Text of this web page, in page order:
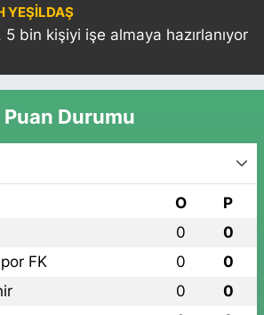
YEŞİLDAŞ
5 bin kişiyi işe almaya hazırlanıyor
Durumu
O P
0 0
FK 0 0
0 0